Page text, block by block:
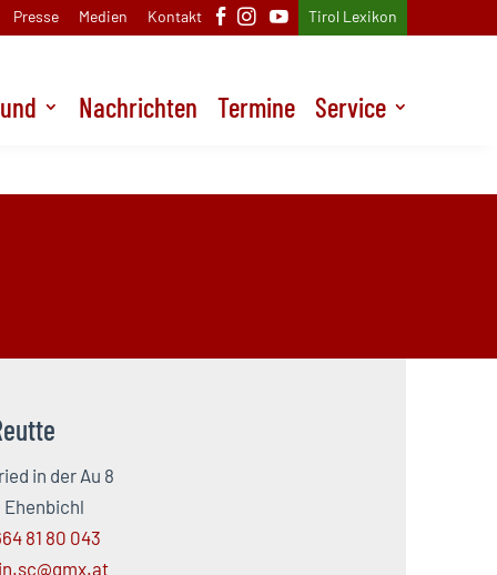
Presse Medien Kontakt Tirol Lexikon
Nachrichten Termine Service
in der Au 8
Ehenbichl
81 80 043